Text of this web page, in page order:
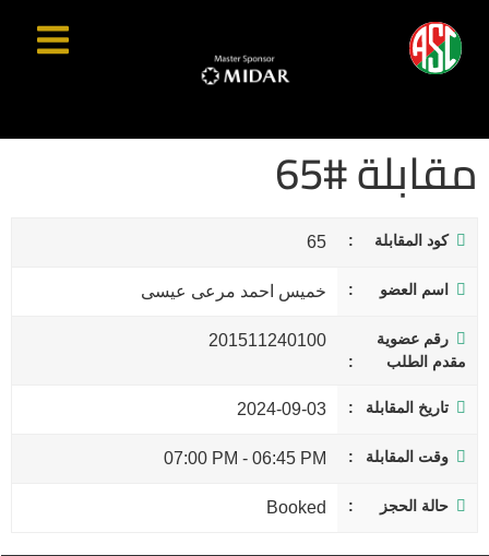
مقابلة #65
كود المقابلة 65
اسم العضو خميس احمد مرعى عيسى
رقم عضوية
مقدم الطلب
201511240100
تاريخ المقابلة 2024-09-03
وقت المقابلة 06:45 PM
-
07:00 PM
حالة الحجز Booked